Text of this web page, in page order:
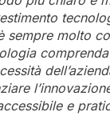
sempre molto
e